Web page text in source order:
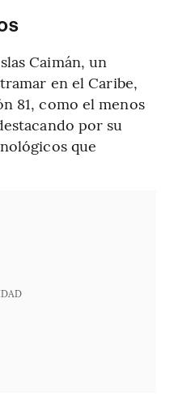
Caimán, un
en el Caribe,
81, como el menos
por su
que